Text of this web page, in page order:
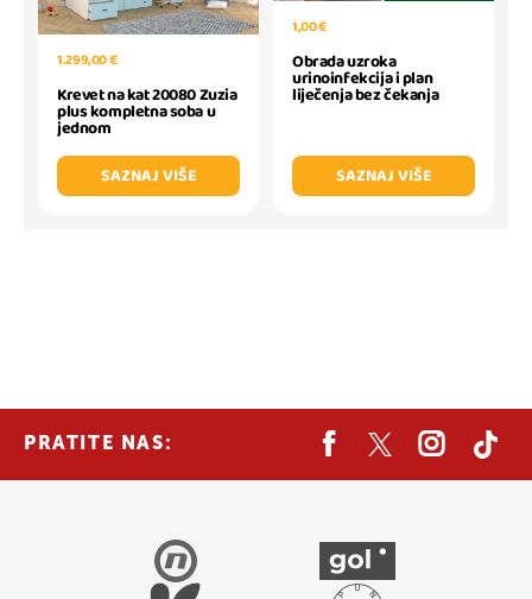
1.299,00 €
Krevet na kat 20080 Zuzia
plus kompletna soba u
jednom
SAZNAJ VIŠE
1,00 €
Obrada uzroka
urinoinfekcija i plan
liječenja bez čekanja
SAZNAJ VIŠE
PRATITE NAS: